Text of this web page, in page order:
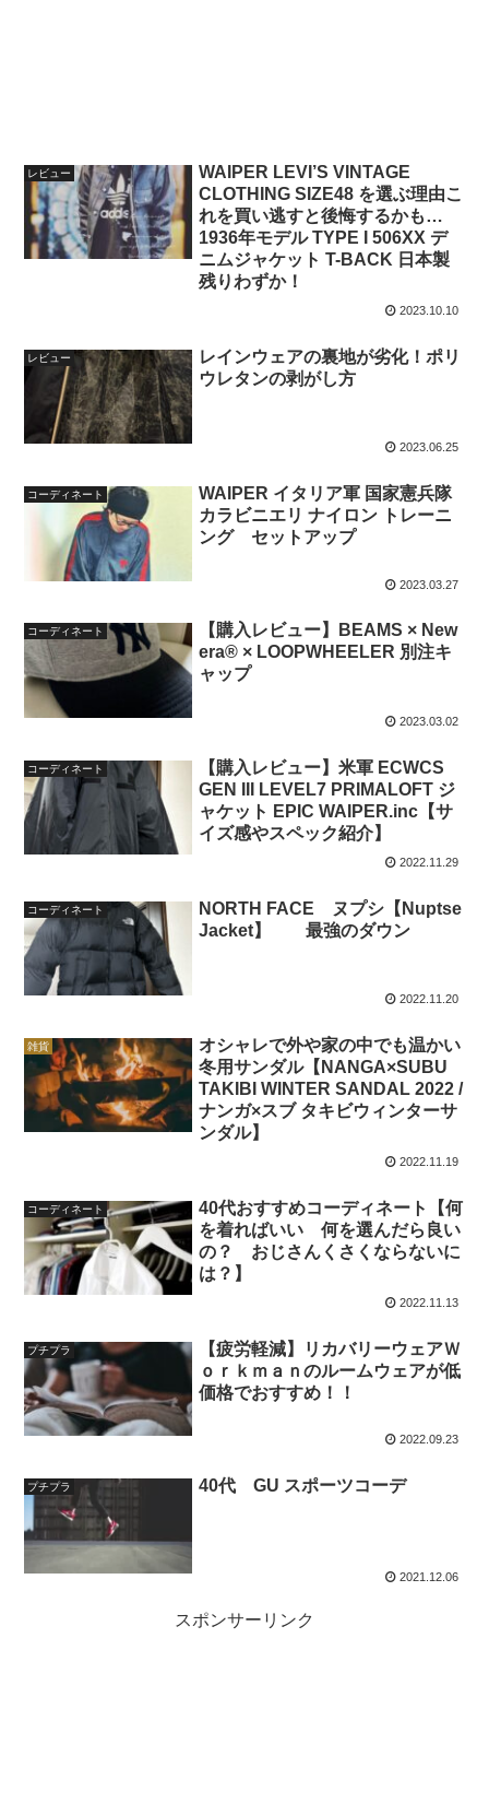
レビュー
WAIPER LEVI’S VINTAGE
CLOTHING SIZE48 を選ぶ理由こ
れを買い逃すと後悔するかも…
1936年モデル TYPE I 506XX デ
ニムジャケット T-BACK 日本製
残りわずか！
2023.10.10
レビュー
レインウェアの裏地が劣化！ポリ
ウレタンの剥がし方
2023.06.25
コーディネート
WAIPER イタリア軍 国家憲兵隊
カラビニエリ ナイロン トレーニ
ング セットアップ
2023.03.27
コーディネート
【購入レビュー】BEAMS × New
era® × LOOPWHEELER 別注キ
ャップ
2023.03.02
コーディネート
【購入レビュー】米軍 ECWCS
GEN III LEVEL7 PRIMALOFT ジ
ャケット EPIC WAIPER.inc【サ
イズ感やスペック紹介】
2022.11.29
コーディネート
NORTH FACE ヌプシ【Nuptse
Jacket】 最強のダウン
2022.11.20
雑貨
オシャレで外や家の中でも温かい
冬用サンダル【NANGA×SUBU
TAKIBI WINTER SANDAL 2022 /
ナンガ×スブ タキビウィンターサ
ンダル】
2022.11.19
コーディネート
40代おすすめコーディネート【何
を着ればいい 何を選んだら良い
の？ おじさんくさくならないに
は？】
2022.11.13
プチプラ
【疲労軽減】リカバリーウェアＷ
ｏｒｋｍａｎのルームウェアが低
価格でおすすめ！！
2022.09.23
プチプラ 40代 GU スポーツコーデ
2021.12.06
スポンサーリンク